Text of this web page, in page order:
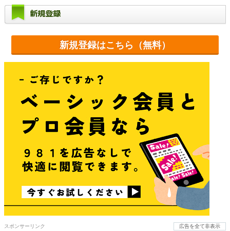
新規登録
新規登録はこちら（無料）
スポンサーリンク 広告を全て非表示